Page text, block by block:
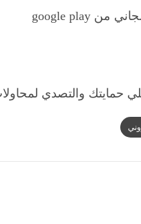
حمايتك والتصدي